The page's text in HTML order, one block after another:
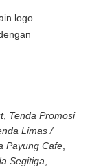
logo
, Tenda Promosi
Limas /
Payung Cafe
Segitiga